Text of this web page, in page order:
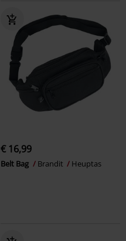
€ 16,99
Belt Bag Brandit Heuptas